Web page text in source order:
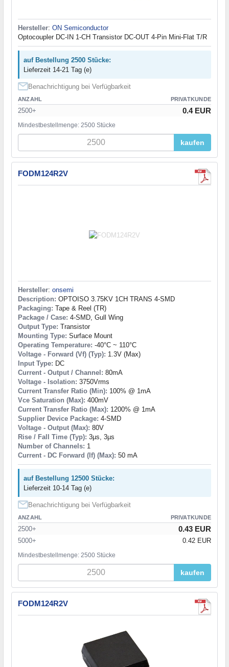
Hersteller: ON Semiconductor
Optocoupler DC-IN 1-CH Transistor DC-OUT 4-Pin Mini-Flat T/R
auf Bestellung 2500 Stücke:
Lieferzeit 14-21 Tag (e)
Benachrichtigung bei Verfügbarkeit
ANZAHL PRIVATKUNDE
2500+ 0.4 EUR
Mindestbestellmenge: 2500 Stücke
kaufen
FODM124R2V
Hersteller: onsemi
Description: OPTOISO 3.75KV 1CH TRANS 4-SMD
Packaging: Tape & Reel (TR)
Package / Case: 4-SMD, Gull Wing
Output Type: Transistor
Mounting Type: Surface Mount
Operating Temperature: -40°C ~ 110°C
Voltage - Forward (Vf) (Typ): 1.3V (Max)
Input Type: DC
Current - Output / Channel: 80mA
Voltage - Isolation: 3750Vrms
Current Transfer Ratio (Min): 100% @ 1mA
Vce Saturation (Max): 400mV
Current Transfer Ratio (Max): 1200% @ 1mA
Supplier Device Package: 4-SMD
Voltage - Output (Max): 80V
Rise / Fall Time (Typ): 3µs, 3µs
Number of Channels: 1
Current - DC Forward (If) (Max): 50 mA
auf Bestellung 12500 Stücke:
Lieferzeit 10-14 Tag (e)
Benachrichtigung bei Verfügbarkeit
ANZAHL PRIVATKUNDE
2500+ 0.43 EUR
5000+ 0.42 EUR
Mindestbestellmenge: 2500 Stücke
kaufen
FODM124R2V